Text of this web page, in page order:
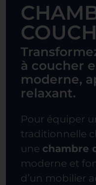
à coucher
moderne,
relaxant.
Pour équiper
traditionnelle
une chambre
moderne et
d’un mobilier